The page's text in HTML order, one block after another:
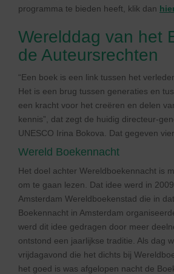
programma te bieden heeft, klik dan
Werelddag van het
de Auteursrechten
“Een boek is een link tussen het
Het is een brug tussen generaties en
een kracht voor het creëren en delen
kennis”, dat zegt de huidig directeur-
UNESCO Irina Bokova. Dat gegeven
Wereld Boekennacht
Het doel achter Wereldboekennacht is
om te gaan lezen. Dat idee werd in
Amsterdam Wereldboekenstad die in
Boekennacht in Amsterdam
werd dit idee gedragen door meer
ontstond een jaarlijkse traditie. Als dag
vrijdagavond die het dichts bij
het goed is was afgelopen nacht de